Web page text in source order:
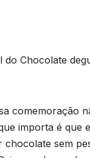
do Chocolate
comemoração
importa é que
chocolate sem